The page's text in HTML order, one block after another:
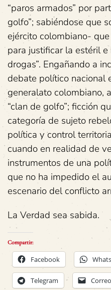
“paros armados” por
golfo”; sabiéndose que
ejército colombiano-
para justificar la estéril e
drogas”. Engañando a
debate político nacional
generalato colombiano,
“clan de golfo”; ficción
categoría de sujeto
política y control
cuando en realidad de
instrumentos de una
que no ha impedido el
escenario del conflicto
La Verdad sea sabida.
Compartir:
Facebook
Telegram